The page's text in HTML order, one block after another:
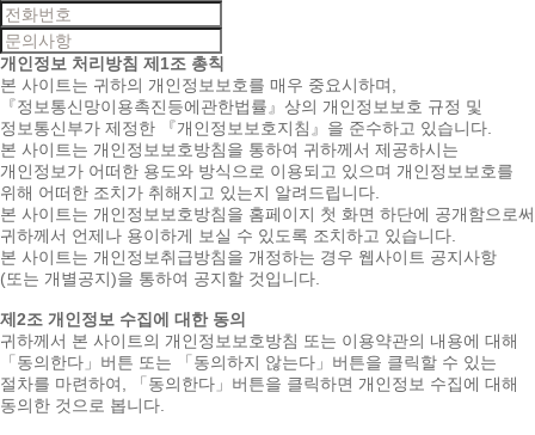
개인정보 처리방침 제1조 총칙
본 사이트는 귀하의 개인정보보호를 매우 중요시하며,
『정보통신망이용촉진등에관한법률』상의 개인정보보호 규정 및
정보통신부가 제정한 『개인정보보호지침』을 준수하고 있습니다.
본 사이트는 개인정보보호방침을 통하여 귀하께서 제공하시는
개인정보가 어떠한 용도와 방식으로 이용되고 있으며 개인정보보호를
위해 어떠한 조치가 취해지고 있는지 알려드립니다.
본 사이트는 개인정보보호방침을 홈페이지 첫 화면 하단에 공개함으로써
귀하께서 언제나 용이하게 보실 수 있도록 조치하고 있습니다.
본 사이트는 개인정보취급방침을 개정하는 경우 웹사이트 공지사항
(또는 개별공지)을 통하여 공지할 것입니다.
제2조 개인정보 수집에 대한 동의
귀하께서 본 사이트의 개인정보보호방침 또는 이용약관의 내용에 대해
「동의한다」버튼 또는 「동의하지 않는다」버튼을 클릭할 수 있는
절차를 마련하여, 「동의한다」버튼을 클릭하면 개인정보 수집에 대해
동의한 것으로 봅니다.